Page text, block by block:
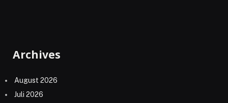
Archives
August 2026
Juli 2026